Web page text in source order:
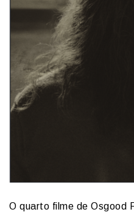
O quarto filme de Osgood